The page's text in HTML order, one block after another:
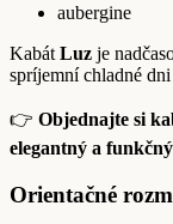
aubergine
Kabát Luz je
spríjemní chladné
👉 Objednajte si
elegantný a
Orientačné